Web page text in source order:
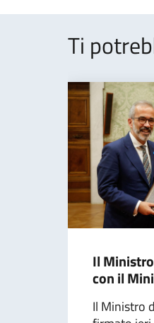
Ti
Il
con il
Il Ministro